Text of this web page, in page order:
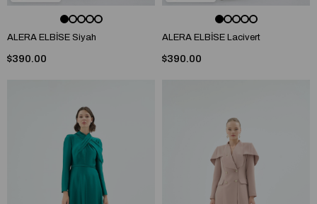
ALERA ELBİSE Siyah
$390.00
ALERA ELBİSE Lacivert
$390.00